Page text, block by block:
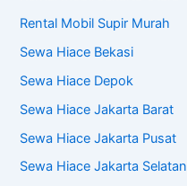
Rental Mobil Supir Murah
Sewa Hiace Bekasi
Sewa Hiace Depok
Sewa Hiace Jakarta Barat
Sewa Hiace Jakarta Pusat
Sewa Hiace Jakarta Selatan